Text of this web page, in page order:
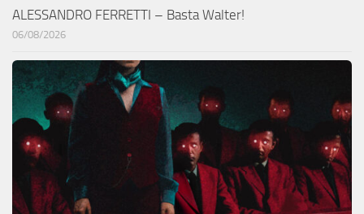
ALESSANDRO FERRETTI – Basta Walter!
06/08/2026